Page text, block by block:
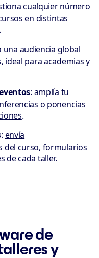
cualquier número
en distintas
.
una audiencia global
ideal para academias y
: amplía tu
o ponencias
.
: envía
del curso, formularios
de cada taller.
de
y